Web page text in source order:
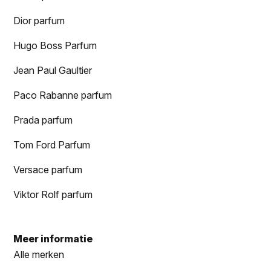
Dior parfum
Hugo Boss Parfum
Jean Paul Gaultier
Paco Rabanne parfum
Prada parfum
Tom Ford Parfum
Versace parfum
Viktor Rolf parfum
Meer informatie
Alle merken